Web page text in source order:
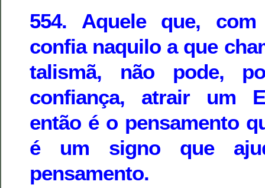
554. Aquele que,
confia naquilo a que
talismã, não pode,
confiança, atrair um
então é o pensamento
é um signo que
pensamento.